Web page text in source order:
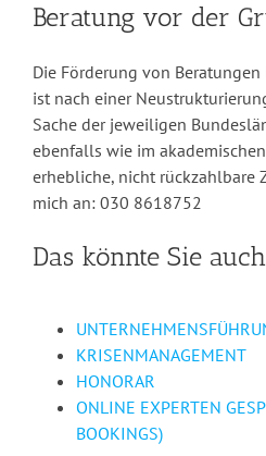
Beratung vor der
Die Förderung von
ist nach einer
Sache der jeweiligen
ebenfalls wie im
erhebliche, nicht rückzahlbare
mich an: 030 8618752
Das könnte Sie
KRISENMANAGEMENT
HONORAR
ONLINE EXPERTEN
BOOKINGS)